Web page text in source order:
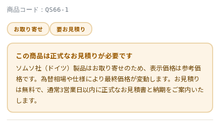
商品コード：QS66-1
お取り寄せ 要お見積り
この商品は正式なお見積りが必要です
ソムソ社（ドイツ）製品はお取り寄せのため、表示価格は参考価
格です。為替相場や仕様により最終価格が変動します。お見積り
は無料で、通常3営業日以内に正式なお見積書と納期をご案内いた
します。